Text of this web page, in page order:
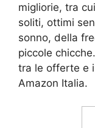
migliorie, tra
soliti, ottimi
sonno, della
piccole
tra le offerte e
Amazon Italia.